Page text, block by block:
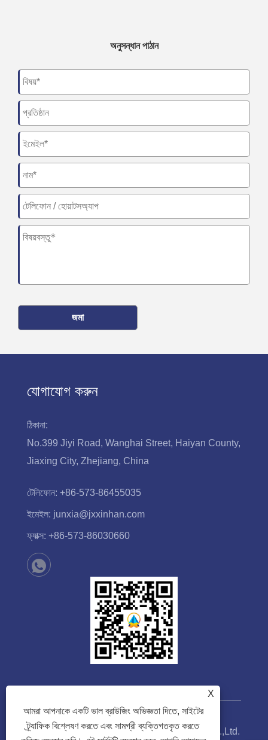
অনুসন্ধান পাঠান
জমা
যোগাযোগ করুন
ঠিকানা:
No.399 Jiyi Road, Wanghai Street, Haiyan County,
Jiaxing City, Zhejiang, China
টেলিফোন: +86-573-86455035
ইমেইল: junxia@jxxinhan.com
ফ্যাক্স: +86-573-86030660
কপিরাইট © 2023 Jiaxing Xinhan Technology Co.,Ltd.
X
আমরা আপনাকে একটি ভাল ব্রাউজিং অভিজ্ঞতা দিতে, সাইটের
ট্র্যাফিক বিশ্লেষণ করতে এবং সামগ্রী ব্যক্তিগতকৃত করতে